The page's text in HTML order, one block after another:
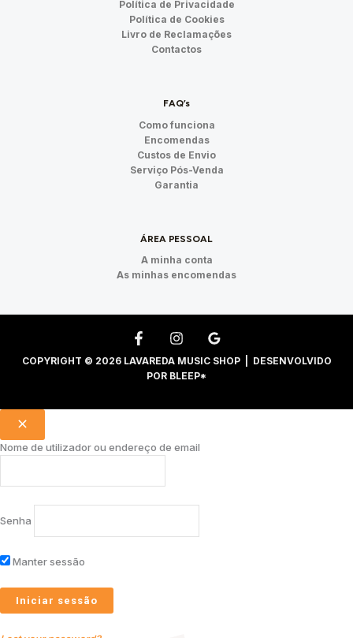
Política de Privacidade
Política de Cookies
Livro de Reclamações
Contactos
FAQ’s
Como funciona
Encomendas
Custos de Envio
Serviço Pós-Venda
Garantia
ÁREA PESSOAL
A minha conta
As minhas encomendas
COPYRIGHT © 2026 LAVAREDA MUSIC SHOP | DESENVOLVIDO
POR BLEEP*
Nome de utilizador ou endereço de email
Senha
Manter sessão